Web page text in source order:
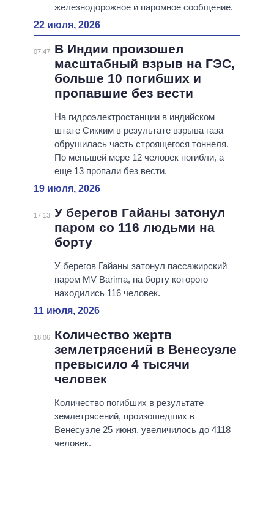
железнодорожное и паромное сообщение.
22 июля, 2026
07:47
В Индии произошел
масштабный взрыв на ГЭС,
больше 10 погибших и
пропавшие без вести
На гидроэлектростанции в индийском
штате Сикким в результате взрыва газа
обрушилась часть строящегося тоннеля.
По меньшей мере 12 человек погибли, а
еще 13 пропали без вести.
19 июля, 2026
17:13 У берегов Гайаны затонул
паром со 116 людьми на
борту
У берегов Гайаны затонул пассажирский
паром MV Barima, на борту которого
находились 116 человек.
11 июля, 2026
18:06
Количество жертв
землетрясений в Венесуэле
превысило 4 тысячи
человек
Количество погибших в результате
землетрясений, произошедших в
Венесуэле 25 июня, увеличилось до 4118
человек.